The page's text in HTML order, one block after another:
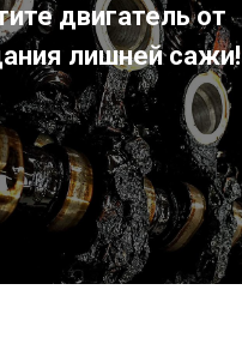
двигатель от
лишней сажи!